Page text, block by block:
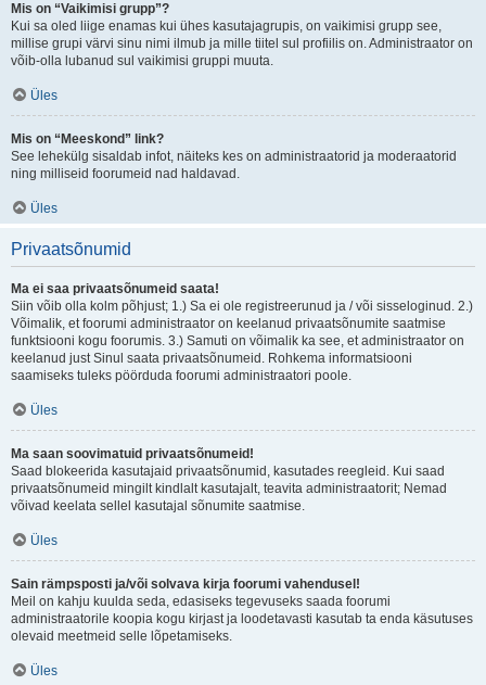
Mis on “Vaikimisi grupp”?
Kui sa oled liige enamas kui ühes kasutajagrupis, on vaikimisi grupp see,
millise grupi värvi sinu nimi ilmub ja mille tiitel sul profiilis on. Administraator on
võib-olla lubanud sul vaikimisi gruppi muuta.
Üles
Mis on “Meeskond” link?
See lehekülg sisaldab infot, näiteks kes on administraatorid ja moderaatorid
ning milliseid foorumeid nad haldavad.
Üles
Privaatsõnumid
Ma ei saa privaatsõnumeid saata!
Siin võib olla kolm põhjust; 1.) Sa ei ole registreerunud ja / või sisseloginud. 2.)
Võimalik, et foorumi administraator on keelanud privaatsõnumite saatmise
funktsiooni kogu foorumis. 3.) Samuti on võimalik ka see, et administraator on
keelanud just Sinul saata privaatsõnumeid. Rohkema informatsiooni
saamiseks tuleks pöörduda foorumi administraatori poole.
Üles
Ma saan soovimatuid privaatsõnumeid!
Saad blokeerida kasutajaid privaatsõnumid, kasutades reegleid. Kui saad
privaatsõnumeid mingilt kindlalt kasutajalt, teavita administraatorit; Nemad
võivad keelata sellel kasutajal sõnumite saatmise.
Üles
Sain rämpsposti ja/või solvava kirja foorumi vahendusel!
Meil on kahju kuulda seda, edasiseks tegevuseks saada foorumi
administraatorile koopia kogu kirjast ja loodetavasti kasutab ta enda käsutuses
olevaid meetmeid selle lõpetamiseks.
Üles